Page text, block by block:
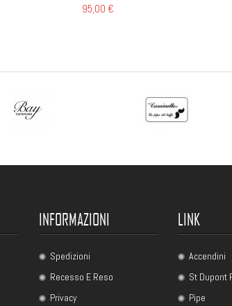
95,00 €
INFORMAZIONI
Spedizioni
Recesso E Reso
Privacy
LINK
Accendini
St Dupont
Pipe